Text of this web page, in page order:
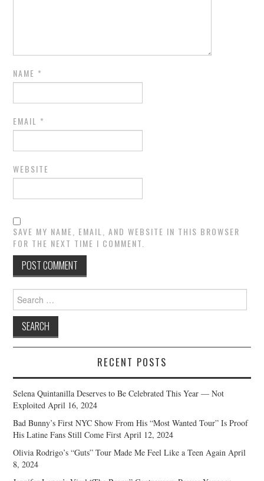
NAME *
EMAIL *
WEBSITE
SAVE MY NAME, EMAIL, AND WEBSITE IN THIS BROWSER
FOR THE NEXT TIME I COMMENT.
Search
for:
RECENT POSTS
Selena Quintanilla Deserves to Be Celebrated This Year — Not
Exploited April 16, 2024
Bad Bunny’s First NYC Show From His “Most Wanted Tour” Is Proof
His Latine Fans Still Come First April 12, 2024
Olivia Rodrigo’s “Guts” Tour Made Me Feel Like a Teen Again April
8, 2024